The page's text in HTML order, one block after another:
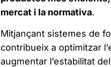
mercat i la normativa.
Mitjançant sistemes de
contribueix a optimitzar
augmentar l’estabilitat